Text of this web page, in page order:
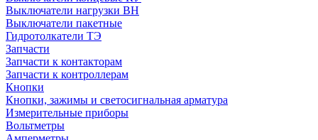
Выключатели нагрузки ВН
Выключатели пакетные
Гидротолкатели ТЭ
Запчасти
Запчасти к контакторам
Запчасти к контроллерам
Кнопки
Кнопки, зажимы и светосигнальная арматура
Измерительные приборы
Вольтметры